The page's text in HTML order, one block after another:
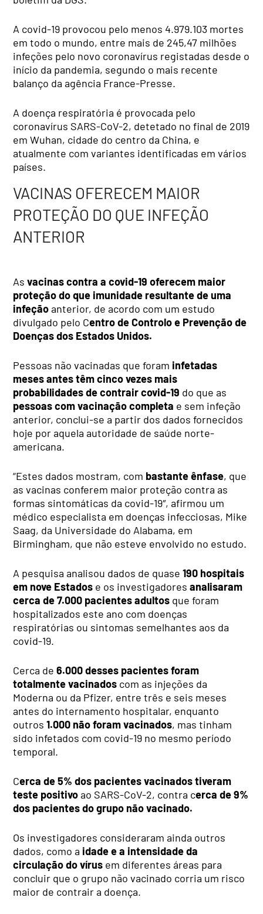
A covid-19 provocou pelo menos 4.979.103 mortes
em todo o mundo, entre mais de 245,47 milhões
infeções pelo novo coronavírus registadas desde o
início da pandemia, segundo o mais recente
balanço da agência France-Presse.
A doença respiratória é provocada pelo
coronavírus SARS-CoV-2, detetado no final de 2019
em Wuhan, cidade do centro da China, e
atualmente com variantes identificadas em vários
países.
VACINAS OFERECEM MAIOR
PROTEÇÃO DO QUE INFEÇÃO
ANTERIOR
Asvacinas contra a covid-19 oferecem maior
proteção do que imunidade resultante de uma
infeçãoanterior, de acordo com um estudo
divulgado pelo Centro de Controlo e Prevenção de
Doenças dos Estados Unidos.
Pessoas não vacinadas que foram infetadas
meses antes têm cinco vezes mais
probabilidades de contrair covid-19 do que as
pessoas com vacinação completa e sem infeção
anterior, conclui-se a partir dos dados fornecidos
hoje por aquela autoridade de saúde norte-
americana.
“Estes dados mostram, com bastante ênfase, que
as vacinas conferem maior proteção contra as
formas sintomáticas da covid-19″, afirmou um
médico especialista em doenças infecciosas, Mike
Saag, da Universidade do Alabama, em
Birmingham, que não esteve envolvido no estudo.
A pesquisa analisou dados de quase190 hospitais
em nove Estados e os investigadoresanalisaram
cerca de 7.000 pacientes adultos que foram
hospitalizados este ano com doenças
respiratórias ou sintomas semelhantes aos da
covid-19.
Cerca de6.000 desses pacientes foram
totalmente vacinados com as injeções da
Moderna ou da Pfizer, entre três e seis meses
antes do internamento hospitalar, enquanto
outros1.000 não foram vacinados, mas tinham
sido infetados com covid-19 no mesmo período
temporal.
Cerca de 5% dos pacientes vacinados tiveram
teste positivoao SARS-CoV-2, contra cerca de 9%
dos pacientes do grupo não vacinado.
Os investigadores consideraram ainda outros
dados, como a idade e a intensidade da
circulação do vírus em diferentes áreas para
concluir que o grupo não vacinado corria um risco
maior de contrair a doença.